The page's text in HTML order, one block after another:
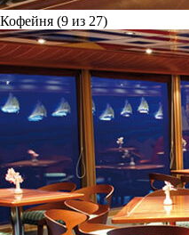
Кофейня (9 из 27)